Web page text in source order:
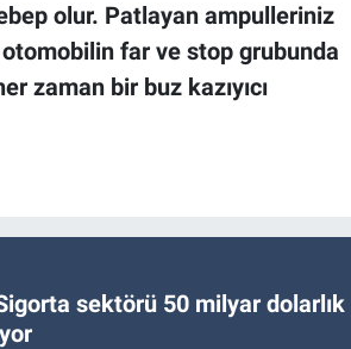
olur. Patlayan ampulleriniz
far ve stop grubunda
zaman bir buz kazıyıcı
sektörü 50 milyar dolarlık